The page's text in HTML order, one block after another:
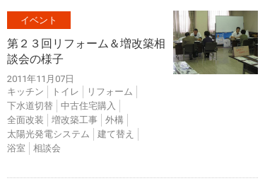
イベント
第２３回リフォーム＆増改築相
談会の様子
2011年11月07日
キッチン
トイレ
リフォーム
下水道切替
中古住宅購入
全面改装
増改築工事
外構
太陽光発電システム
建て替え
浴室
相談会